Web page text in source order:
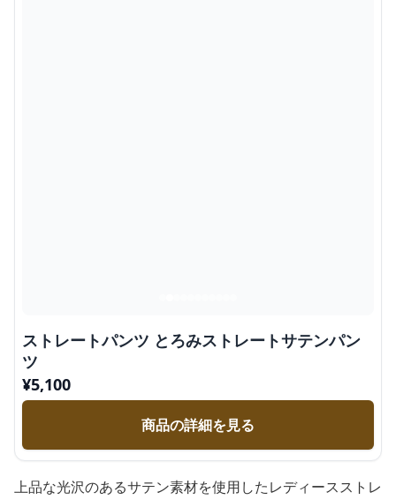
ストレートパンツ とろみストレートサテンパン
ツ
¥5,100
商品の詳細を見る
上品な光沢のあるサテン素材を使用したレディースストレ